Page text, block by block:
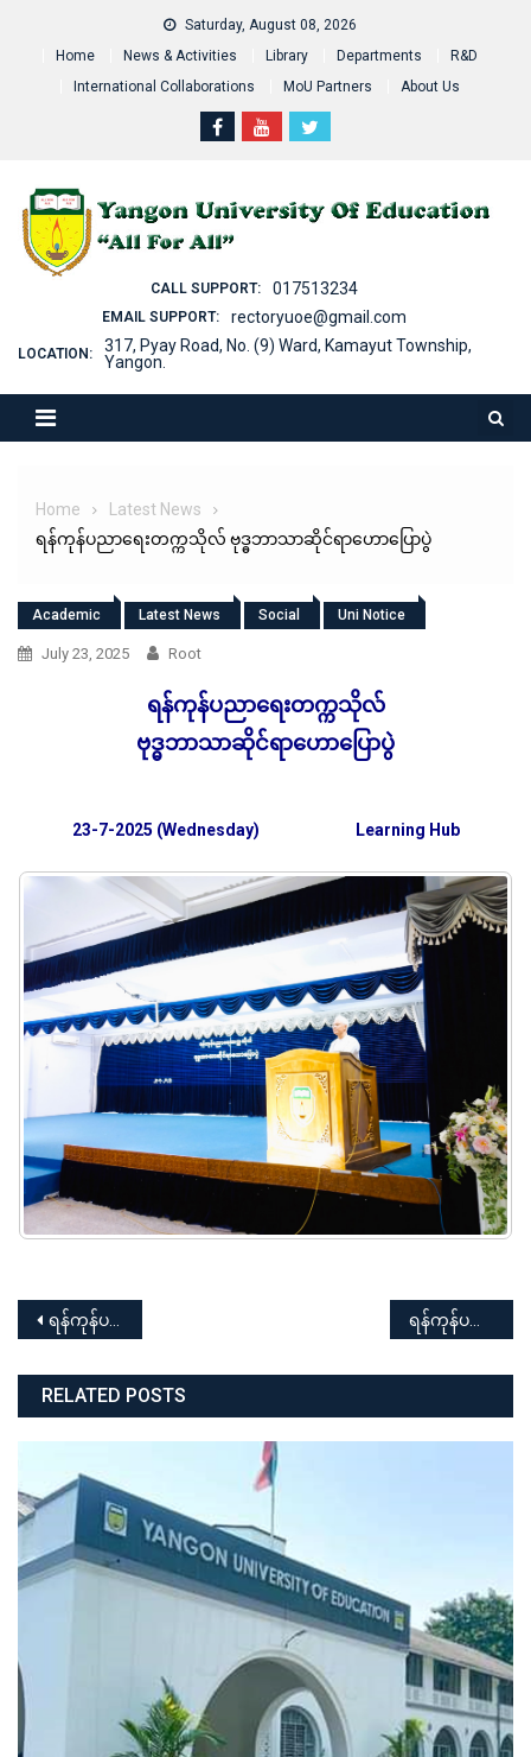
Saturday, August 08, 2026
Home
News & Activities Library Departments
R&D
International Collaborations
MoU Partners About Us
CALL SUPPORT: 017513234
EMAIL SUPPORT: rectoryuoe@gmail.com
LOCATION:
317, Pyay Road, No. (9) Ward, Kamayut Township,
Yangon.
Home
Latest News
ရန်ကုန်ပညာရေးတက္ကသိုလ် ဗုဒ္ဓဘာသာဆိုင်ရာဟောပြောပွဲ
Academic Latest News Social Uni Notice
July 23, 2025 Root
ရန်ကုန်ပညာရေးတက္ကသိုလ်
ဗုဒ္ဓဘာသာဆိုင်ရာဟောပြောပွဲ
23-7-2025 (Wednesday) Learning Hub
Post
navigation
ရန်ကုန်ပညာရေးတက္ကသိုလ် ပြည်ထောင်စုဝန်ကြီးနှင့် တွေ့ဆုံပွဲအခမ်းအနား ရန်ကုန်ပညာရေးတက္ကသိုလ် ၂၀၂၄-၂၀၂၅ ပညာသင်နှစ် စကားရည်လုပွဲနှင့်ကျပန်းစကားပြောပြိုင်ပွဲ